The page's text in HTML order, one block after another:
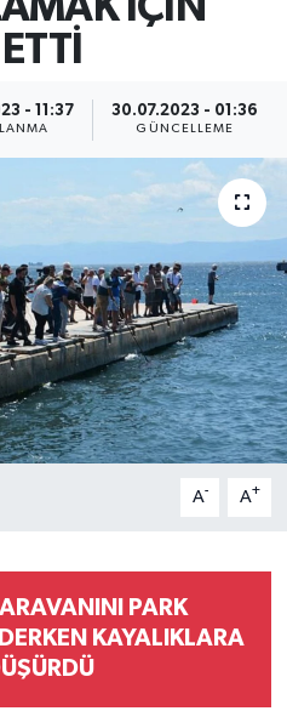
- 11:37 30.07.2023 - 01:36
GÜNCELLEME
A- A+
PARK
KAYALIKLARA